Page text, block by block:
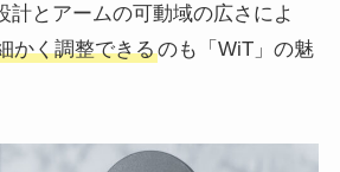
計とアームの可動域の広さによ
かく調整できるのも「WiT」の魅